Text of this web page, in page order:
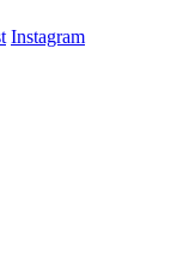
Instagram